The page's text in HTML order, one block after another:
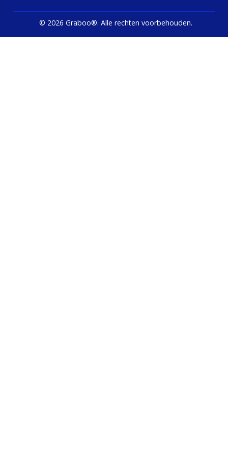
© 2026 Graboo®. Alle rechten voorbehouden.